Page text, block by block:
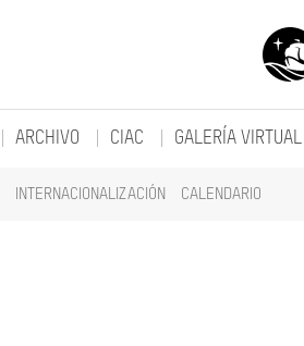
INTERNACIONALIZACIÓN CALENDARIO
ARCHIVO CIAC GALERÍA VIRTUAL